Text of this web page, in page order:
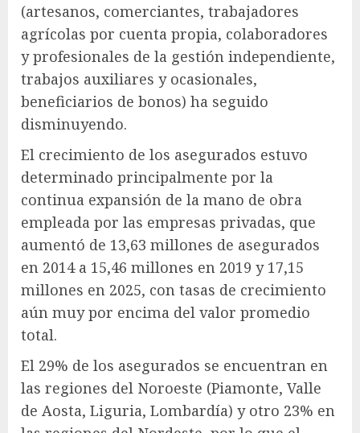
(artesanos, comerciantes, trabajadores
agrícolas por cuenta propia, colaboradores
y profesionales de la gestión independiente,
trabajos auxiliares y ocasionales,
beneficiarios de bonos) ha seguido
disminuyendo.
El crecimiento de los asegurados estuvo
determinado principalmente por la
continua expansión de la mano de obra
empleada por las empresas privadas, que
aumentó de 13,63 millones de asegurados
en 2014 a 15,46 millones en 2019 y 17,15
millones en 2025, con tasas de crecimiento
aún muy por encima del valor promedio
total.
El 29% de los asegurados se encuentran en
las regiones del Noroeste (Piamonte, Valle
de Aosta, Liguria, Lombardía) y otro 23% en